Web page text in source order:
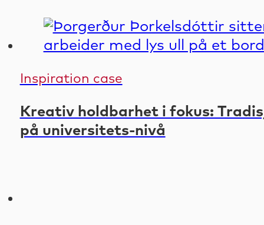
Inspiration case
Kreativ holdbarhet i fokus:
på universitets-nivå